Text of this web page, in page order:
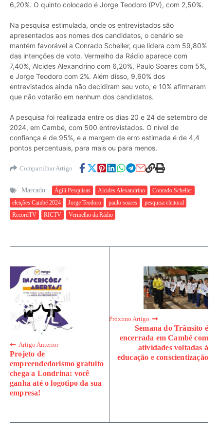
6,20%. O quinto colocado é Jorge Teodoro (PV), com 2,50%.
Na pesquisa estimulada, onde os entrevistados são
apresentados aos nomes dos candidatos, o cenário se
mantém favorável a Conrado Scheller, que lidera com 59,80%
das intenções de voto. Vermelho da Rádio aparece com
7,40%, Alcides Alexandrino com 6,20%, Paulo Soares com 5%,
e Jorge Teodoro com 2%. Além disso, 9,60% dos
entrevistados ainda não decidiram seu voto, e 10% afirmaram
que não votarão em nenhum dos candidatos.
A pesquisa foi realizada entre os dias 20 e 24 de setembro de
2024, em Cambé, com 500 entrevistados. O nível de
confiança é de 95%, e a margem de erro estimada é de 4,4
pontos percentuais, para mais ou para menos.
Compartilhar Artigo
Marcado: Ágili Pesquisas Alcides Alexandrino
Conrado Scheller
eleições Cambé 2024
Jorge Teodoro paulo soares
pesquisa eleitoral
RecordTV
RICTV Vermelho da Rádio
Artigo Anterior
Projeto de
empreendedorismo gratuito
chega a Londrina: você
ganha até o logotipo da sua
empresa!
Próximo Artigo
Semana do Trânsito é
encerrada em Cambé com
atividades voltadas à
educação e conscientização